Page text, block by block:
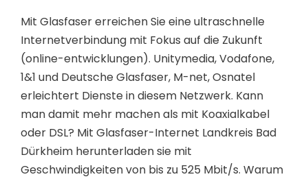
Mit Glasfaser erreichen Sie eine ultraschnelle
Internetverbindung mit Fokus auf die Zukunft
(online-entwicklungen). Unitymedia, Vodafone,
1&1 und Deutsche Glasfaser, M-net, Osnatel
erleichtert Dienste in diesem Netzwerk. Kann
man damit mehr machen als mit Koaxialkabel
oder DSL? Mit Glasfaser-Internet Landkreis Bad
Dürkheim herunterladen sie mit
Geschwindigkeiten von bis zu 525 Mbit/s. Warum